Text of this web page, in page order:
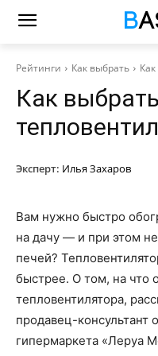
Рейтинги Как выбрать
Как выбрать
Эксперт: Илья Захаров
Вам нужно быстро
на дачу — и при этом не
печей?
быстрее. О том, на что
тепловентилятора,
продавец-консультант
гипермаркета «Леруа